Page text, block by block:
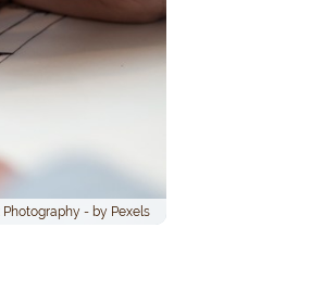
Photography - by Pexels